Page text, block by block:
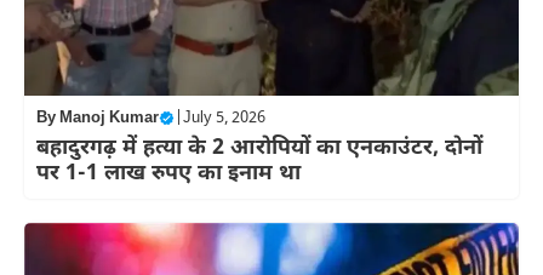
ByManoj Kumar July 5, 2026
बहादुरगढ़ में हत्या के 2 आरोपियों का एनकाउंटर, दोनों
पर 1-1 लाख रुपए का इनाम था